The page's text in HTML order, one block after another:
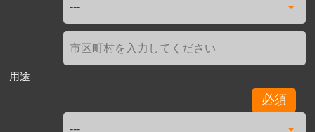
用途
必須